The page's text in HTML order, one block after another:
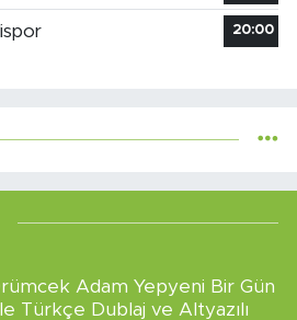
20:00
Adam Yepyeni Bir Gün
Türkçe Dublaj ve Altyazılı